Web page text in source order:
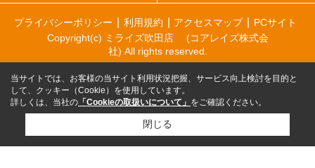
プライバシーポリシー 利用規約 アクセスマップ
PCサイト
Copyright(c) ミライズ吹田店 (コアレイズ株式会
社) All rights reserved.
当サイトでは、お客様の当サイト利用状況把握、サービス向上検討を目的と
して、クッキー（Cookie）を使用しています。
詳しくは、当社の 「Cookieの取扱いについて」 をご確認ください。
閉じる